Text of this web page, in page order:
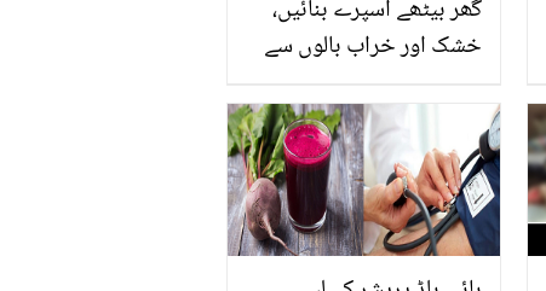
گھر بیٹھے اسپرے بنائیں،
خشک اور خراب بالوں سے
بتول نے مون سون میں
بالوں کیلیئے کون سا بہترین
اسپرے بنایا؟